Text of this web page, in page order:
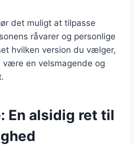
det muligt at tilpasse
råvarer og personlige
hvilken version du vælger,
en velsmagende og
En alsidig ret til